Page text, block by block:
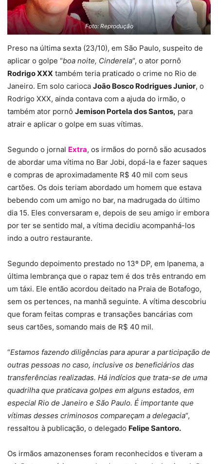
Foto: Reprodução
Preso na última sexta (23/10), em São Paulo, suspeito de
aplicar o golpe “boa noite, Cinderela“, o ator pornô
Rodrigo XXX também teria praticado o crime no Rio de
Janeiro. Em solo carioca João Bosco Rodrigues Junior, o
Rodrigo XXX, ainda contava com a ajuda do irmão, o
também ator pornô Jemison Portela dos Santos, para
atrair e aplicar o golpe em suas vítimas.
Segundo o jornal Extra, os irmãos do pornô são acusados
de abordar uma vítima no Bar Jobi, dopá-la e fazer saques
e compras de aproximadamente R$ 40 mil com seus
cartões. Os dois teriam abordado um homem que estava
bebendo com um amigo no bar, na madrugada do último
dia 15. Eles conversaram e, depois de seu amigo ir embora
por ter se sentido mal, a vítima decidiu acompanhá-los
indo a outro restaurante.
Segundo depoimento prestado no 13º DP, em Ipanema, a
última lembrança que o rapaz tem é dos três entrando em
um táxi. Ele então acordou deitado na Praia de Botafogo,
sem os pertences, na manhã seguinte. A vítima descobriu
que foram feitas compras e transações bancárias com
seus cartões, somando mais de R$ 40 mil.
“Estamos fazendo diligências para apurar a participação de
outras pessoas no caso, inclusive os beneficiários das
transferências realizadas. Há indícios que trata-se de uma
quadrilha que praticava golpes em alguns estados, em
especial Rio de Janeiro e São Paulo. É importante que
vítimas desses criminosos compareçam a delegacia“,
ressaltou à publicação, o delegado Felipe Santoro.
Os irmãos amazonenses foram reconhecidos e tiveram a